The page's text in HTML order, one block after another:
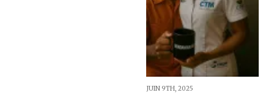
JUIN 9TH, 2025